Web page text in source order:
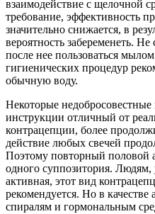
взаимодействие с щелочной
требование, эффективность
значительно снижается, в
вероятность забеременеть.
после нее пользоваться
гигиенических процедур
обычную воду.
Некоторые
инструкции отличный от
контрацепции, более
действие любых свечей
Поэтому повторный половой
одного суппозитория. Людям,
активная, этот вид
рекомендуется. Но в
спиралям и гормональным